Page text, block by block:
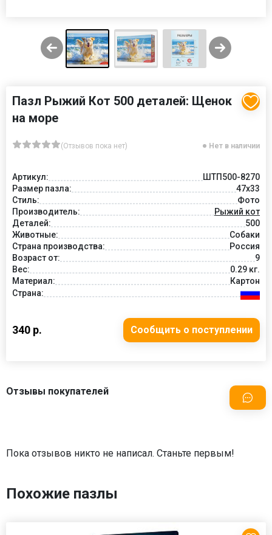
Пазл Рыжий Кот 500 деталей: Щенок
на море
(Отзывов пока нет) Нет в наличии
Артикул:
ШТП500-8270
Размер пазла:
47х33
Стиль:
Фото
Производитель:
Рыжий кот
Деталей:
500
Животные:
Собаки
Страна производства:
Россия
Возраст от:
9
Вес:
0.29 кг.
Материал:
Картон
Страна:
340 р. Сообщить о поступлении
Отзывы покупателей
Пока отзывов никто не написал. Станьте первым!
Похожие пазлы